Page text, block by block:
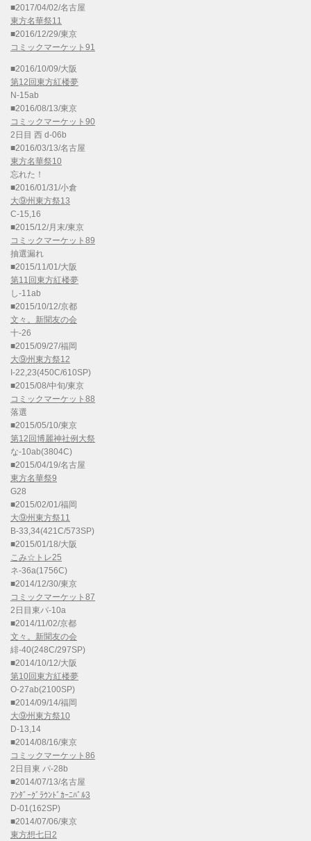
■2017/04/02/名古屋
東方名華祭11
■2016/12/29/東京
コミックマーケット91
■2016/10/09/大阪
第12回東方紅楼夢
N-15ab
■2016/08/13/東京
コミックマーケット90
2日目 西 d-06b
■2016/03/13/名古屋
東方名華祭10
忘れた！
■2016/01/31/小倉
大⑨州東方祭13
C-15,16
■2015/12/月末/東京
コミックマーケット89
抽選漏れ
■2015/11/01/大阪
第11回東方紅楼夢
し-11ab
■2015/10/12/京都
文々。新聞友の会
十-26
■2015/09/27/福岡
大⑨州東方祭12
I-22,23(450C/610SP)
■2015/08/中旬/東京
コミックマーケット88
落選
■2015/05/10/東京
第12回博麗神社例大祭
な-10ab(3804C)
■2015/04/19/名古屋
東方名華祭9
G28
■2015/02/01/福岡
大⑨州東方祭11
B-33,34(421C/573SP)
■2015/01/18/大阪
こみ☆トレ25
ネ-36a(1756C)
■2014/12/30/東京
コミックマーケット87
2日目東パ-10a
■2014/11/02/京都
文々。新聞友の会
緋-40(248C/297SP)
■2014/10/12/大阪
第10回東方紅楼夢
O-27ab(2100SP)
■2014/09/14/福岡
大⑨州東方祭10
D-13,14
■2014/08/16/東京
コミックマーケット86
2日目東 パ-28b
■2014/07/13/名古屋
ｱﾝﾀﾞｰｸﾞﾗｳﾝﾄﾞｶｰﾆﾊﾞﾙ3
D-01(162SP)
■2014/07/06/東京
東方想七日2